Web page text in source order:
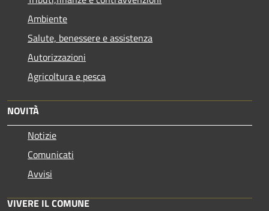
Ambiente
Salute, benessere e assistenza
Autorizzazioni
Agricoltura e pesca
NOVITÀ
Notizie
Comunicati
Avvisi
VIVERE IL COMUNE